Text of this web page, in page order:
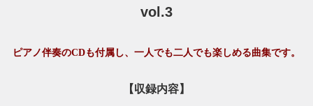
vol.3
ピアノ伴奏のCDも付属し、一人でも二人でも楽しめる曲集です。
【収録内容】